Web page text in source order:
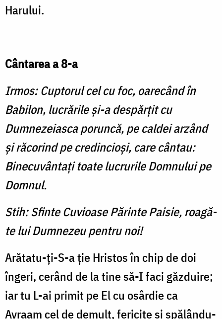
Harului.
Cântarea a 8-a
Irmos: Cuptorul cel cu foc, oarecând în
Babilon, lucrările şi-a despărţit cu
Dumnezeiasca poruncă, pe caldei arzând
şi răcorind pe credincioşi, care cântau:
Binecuvântaţi toate lucrurile Domnului pe
Domnul.
Stih: Sfinte Cuvioase Părinte Paisie, roagă-
te lui Dumnezeu pentru noi!
Arătatu-ţi-S-a ţie Hristos în chip de doi
îngeri, cerând de la tine să-I faci găzduire;
iar tu L-ai primit pe El cu osârdie ca
Avraam cel de demult, fericite şi spălându-